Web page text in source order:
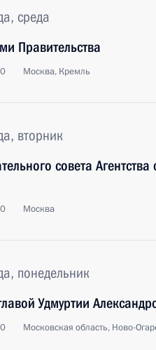
среда
Правительства
Москва, Кремль
вторник
совета Агентства
Москва
понедельник
Удмуртии
Московская область, Ново-